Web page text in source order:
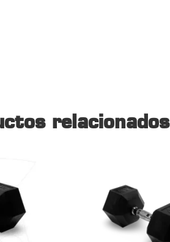
relacionados